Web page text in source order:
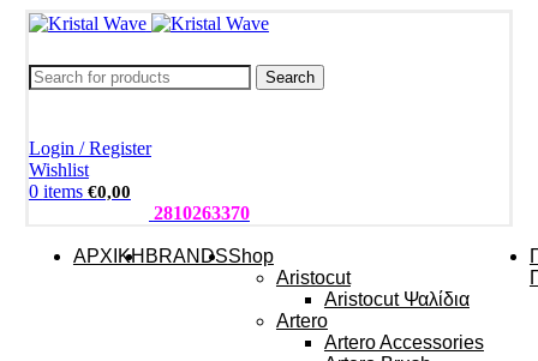
Search
Login / Register
Wishlist
0 items €0,00
2810263370
ΑΡΧΙΚΗ BRANDSShop
Aristocut
Aristocut Ψαλίδια
Artero
Artero Accessories